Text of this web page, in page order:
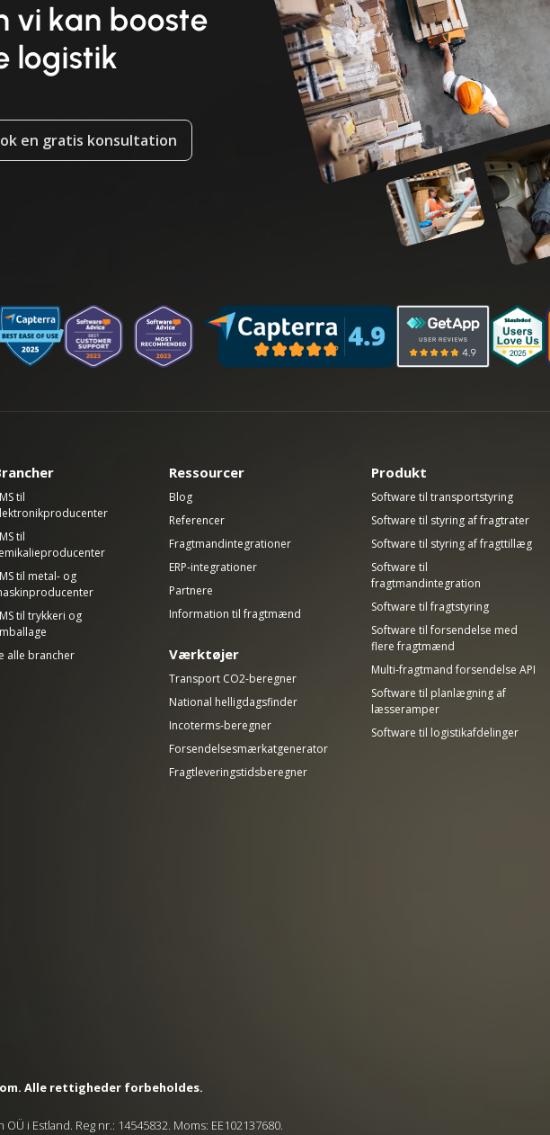
vi kan booste
logistik
en gratis konsultation
til
til
til metal- og
til trykkeri og
alle brancher
Ressourcer
Blog
Referencer
Fragtmandintegrationer
ERP-integrationer
Partnere
Information til fragtmænd
Værktøjer
Transport CO2-beregner
National helligdagsfinder
Incoterms-beregner
Forsendelsesmærkatgenerator
Fragtleveringstidsberegner
Produkt
Software til transportstyring
Software til styring af fragtrater
Software til styring af fragttillæg
Software til
fragtmandintegration
Software til fragtstyring
Software til forsendelse med
flere fragtmænd
Multi-fragtmand forsendelse API
Software til planlægning af
læsseramper
Software til logistikafdelinger
. Alle rettigheder forbeholdes.
i Estland. Reg nr.: 14545832. Moms: EE102137680.